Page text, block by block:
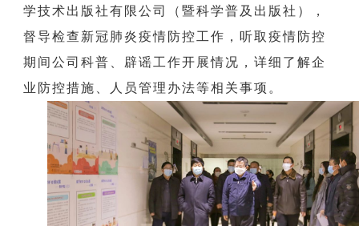
学技术出版社有限公司（暨科学普及出版社），
督导检查新冠肺炎疫情防控工作，听取疫情防控
期间公司科普、辟谣工作开展情况，详细了解企
业防控措施、人员管理办法等相关事项。